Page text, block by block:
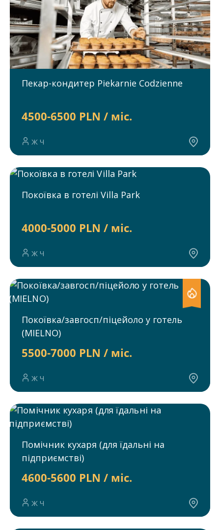
Пекар-кондитер Piekarnie Codzienne
4500-6500 PLN / міс.
Ж Ч
Покоївка в готелі Villa Park
4000-5000 PLN / міс.
Ж Ч
Покоївка/завгосп/піцейоло у готель
(MIELNO)
5500-7000 PLN / міс.
Ж Ч
Помічник кухаря (для їдальні на
підприємстві)
4600-5600 PLN / міс.
Ж Ч